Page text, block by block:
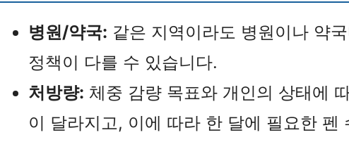
병원/약국: 같은 지역이라도 병원이나 약
정책이 다를 수 있습니다.
처방량: 체중 감량 목표와 개인의 상태에
이 달라지고, 이에 따라 한 달에 필요한 펜